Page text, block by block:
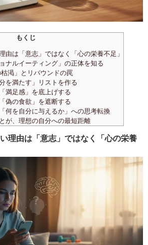
もくじ
由は「意志」ではなく「心の栄養不足」
ナルイーティング」の正体を知る
渇」とリバウンドの罠
を満たす」リストを作る
満足感」を底上げする
偽の食欲」を遮断する
何を自分に与えるか」への思考転換
が、理想の自分への最短距離
理由は「意志」ではなく「心の栄養